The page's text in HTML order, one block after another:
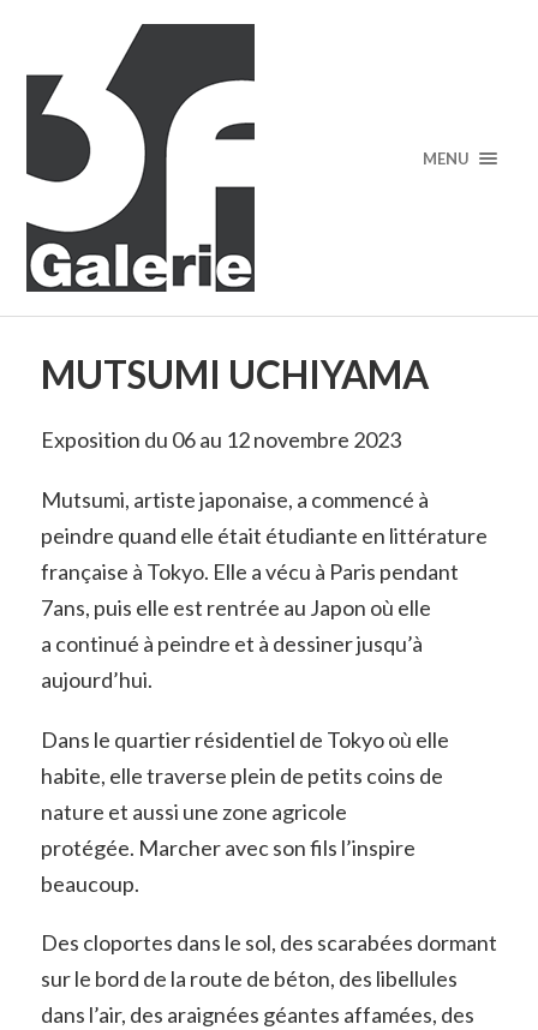
MENU
MUTSUMI UCHIYAMA
Exposition du 06 au 12 novembre 2023
Mutsumi, artiste japonaise, a commencé à
peindre quand elle était étudiante en littérature
française à Tokyo. Elle a vécu à Paris pendant
7ans, puis elle est rentrée au Japon où elle
a continué à peindre et à dessiner jusqu’à
aujourd’hui.
Dans le quartier résidentiel de Tokyo où elle
habite, elle traverse plein de petits coins de
nature et aussi une zone agricole
protégée. Marcher avec son fils l’inspire
beaucoup.
Des cloportes dans le sol, des scarabées dormant
sur le bord de la route de béton, des libellules
dans l’air, des araignées géantes affamées, des